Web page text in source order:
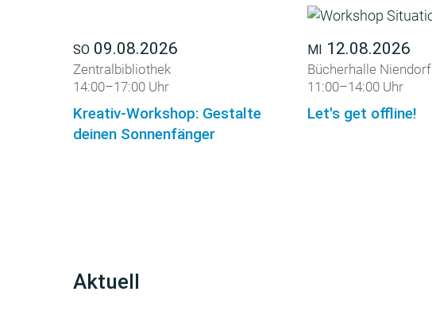
SO 09.08.2026
Zentralbibliothek
14:00–17:00 Uhr
Kreativ-Workshop: Gestalte
deinen Sonnenfänger
MI 12.08.2026
Bücherhalle Niendorf
11:00–14:00 Uhr
Let's get offline!
Aktuell